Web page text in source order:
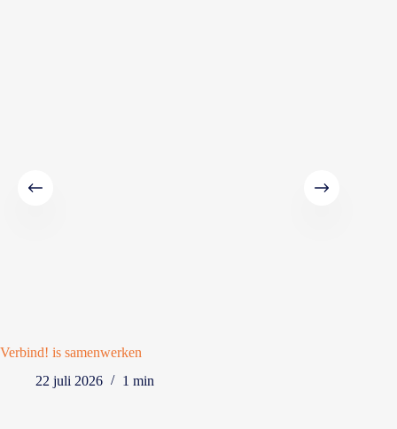
Verbind! is samenwerken
22 juli 2026
1 min